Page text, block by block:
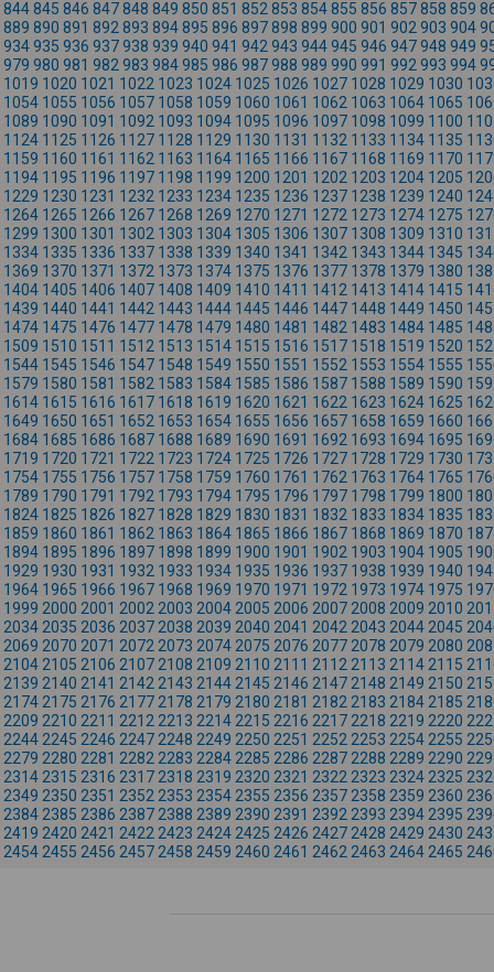
844845 846 847848 849 850 851 852 853 854855 856 857858 859
889 890 891 892 893 894895 896 897898 899 900 901 902 903 904
934935 936 937938 939 940 941 942 943 944945 946 947948 949
979 980 981 982 983 984985 986 987988 989 990 991 992 993 994
1019 1020 1021 1022 1023 1024 1025 1026 1027 1028 1029 1030
1054 1055 1056 1057 1058 1059 1060 1061 1062 1063 1064 1065
1089 1090 1091 1092 1093 1094 1095 1096 1097 1098 1099 1100
1124 1125 1126 1127 1128 1129 1130 1131 1132 1133 1134 1135
1159 1160 1161 1162 1163 1164 1165 1166 1167 1168 1169 1170
1194 1195 1196 1197 1198 1199 1200 1201 1202 1203 1204 1205
1229 1230 1231 1232 1233 1234 1235 1236 1237 1238 1239 1240
1264 1265 1266 1267 1268 1269 1270 1271 1272 1273 1274 1275
1299 1300 1301 1302 1303 1304 1305 1306 1307 1308 1309 1310
1334 1335 1336 1337 1338 1339 1340 1341 1342 1343 1344 1345
1369 1370 1371 1372 1373 1374 1375 1376 1377 1378 1379 1380
1404 1405 1406 1407 1408 1409 1410 1411 1412 1413 1414 1415
1439 1440 1441 1442 1443 1444 1445 1446 1447 1448 1449 1450
1474 1475 1476 1477 1478 1479 1480 1481 1482 1483 1484 1485
1509 1510 1511 1512 1513 1514 1515 1516 1517 1518 1519 1520
1544 1545 1546 1547 1548 1549 1550 1551 1552 1553 1554 1555
1579 1580 1581 1582 1583 1584 1585 1586 1587 1588 1589 1590
1614 1615 1616 1617 1618 1619 1620 1621 1622 1623 1624 1625
1649 1650 1651 1652 1653 1654 1655 1656 1657 1658 1659 1660
1684 1685 1686 1687 1688 1689 1690 1691 1692 1693 1694 1695
1719 1720 1721 1722 1723 1724 1725 1726 1727 1728 1729 1730
1754 1755 1756 1757 1758 1759 1760 1761 1762 1763 1764 1765
1789 1790 1791 1792 1793 1794 1795 1796 1797 1798 1799 1800
1824 1825 1826 1827 1828 1829 1830 1831 1832 1833 1834 1835
1859 1860 1861 1862 1863 1864 1865 1866 1867 1868 1869 1870
1894 1895 1896 1897 1898 1899 1900 1901 1902 1903 1904 1905
1929 1930 1931 1932 1933 1934 1935 1936 1937 1938 1939 1940
1964 1965 1966 1967 1968 1969 1970 1971 1972 1973 1974 1975
1999 2000 2001 2002 2003 2004 2005 2006 2007 2008 2009 2010
2034 2035 2036 2037 2038 2039 2040 2041 2042 2043 2044 2045
2069 2070 2071 2072 2073 2074 2075 2076 2077 2078 2079 2080
2104 2105 2106 2107 2108 2109 2110 2111 2112 2113 2114 2115
2139 2140 2141 2142 2143 2144 2145 2146 2147 2148 2149 2150
2174 2175 2176 2177 2178 2179 2180 2181 2182 2183 2184 2185
2209 2210 2211 2212 2213 2214 2215 2216 2217 2218 2219 2220
2244 2245 2246 2247 2248 2249 2250 2251 2252 2253 2254 2255
2279 2280 2281 2282 2283 2284 2285 2286 2287 2288 2289 2290
2314 2315 2316 2317 2318 2319 2320 2321 2322 2323 2324 2325
2349 2350 2351 2352 2353 2354 2355 2356 2357 2358 2359 2360
2384 2385 2386 2387 2388 2389 2390 2391 2392 2393 2394 2395
2419 2420 2421 2422 2423 2424 2425 2426 2427 2428 2429 2430
2454 2455 2456 2457 2458 2459 2460 2461 2462 2463 2464 2465